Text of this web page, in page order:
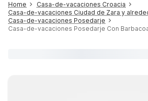
Home
Casa-de-vacaciones Croacia
Casa-de-vacaciones Ciudad de Zara y
Casa-de-vacaciones Posedarje
Casa-de-vacaciones Posedarje Con